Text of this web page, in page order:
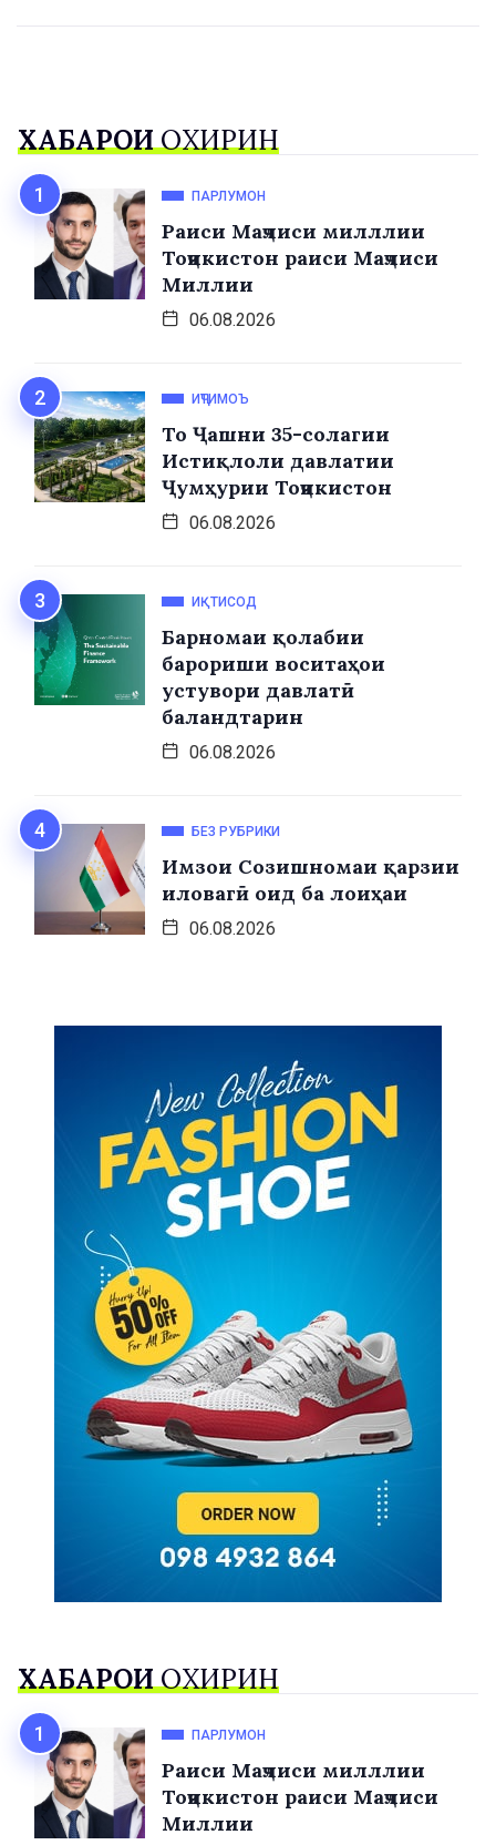
ХАБАРҲОИОХИРИН
ПАРЛУМОН
Раиси Маҷлиси милллии
Тоҷикистон раиси Маҷлиси
Миллии
06.08.2026
ИҶТИМОЪ
То Ҷашни 35-солагии
Истиқлоли давлатии
Ҷумҳурии Тоҷикистон
06.08.2026
ИҚТИСОД
Барномаи қолабии
барориши воситаҳои
устувори давлатӣ
баландтарин
06.08.2026
БЕЗ РУБРИКИ
Имзои Созишномаи қарзии
иловагӣ оид ба лоиҳаи
06.08.2026
ХАБАРҲОИОХИРИН
ПАРЛУМОН
Раиси Маҷлиси милллии
Тоҷикистон раиси Маҷлиси
Миллии